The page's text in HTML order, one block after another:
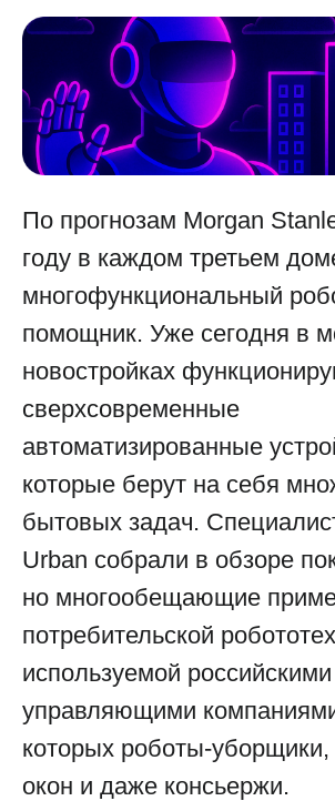
По прогнозам Morgan
году в каждом третьем
многофункциональный
помощник. Уже сегодня в
новостройках
сверхсовременные
автоматизированные
которые берут на себя
бытовых задач.
Urban собрали в обзоре
но многообещающие
потребительской
используемой российскими
управляющими
которых роботы-
окон и даже консьержи.